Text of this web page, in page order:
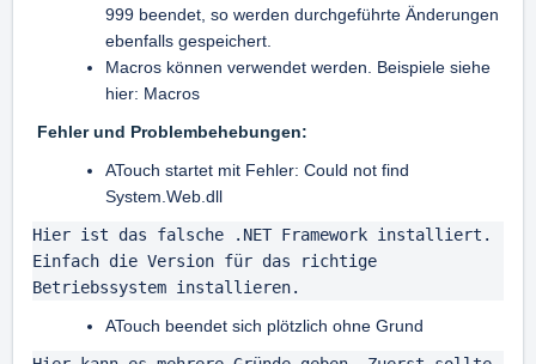
999 beendet, so werden durchgeführte Änderungen
ebenfalls gespeichert.
Macros können verwendet werden. Beispiele siehe
hier: Macros
Fehler und Problembehebungen:
ATouch startet mit Fehler: Could not find
System.Web.dll
Hier ist das falsche .NET Framework installiert.
Einfach die Version für das richtige
Betriebssystem installieren.
ATouch beendet sich plötzlich ohne Grund